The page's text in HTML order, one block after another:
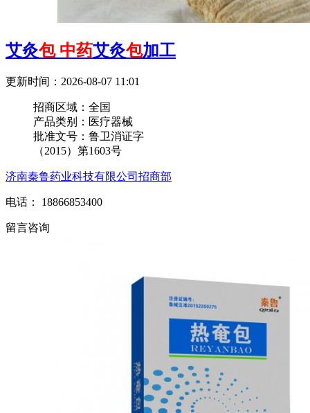
艾灸包 中药艾灸包加工
更新时间：2026-08-07 11:01
招商区域： 全国
产品类别： 医疗器械
批准文号： 鲁卫消证字
（2015）第1603号
济南秦鲁药业科技有限公司招商部
电话： 18866853400
留言咨询